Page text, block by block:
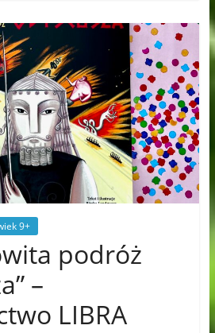
9+
podróż
–
LIBRA